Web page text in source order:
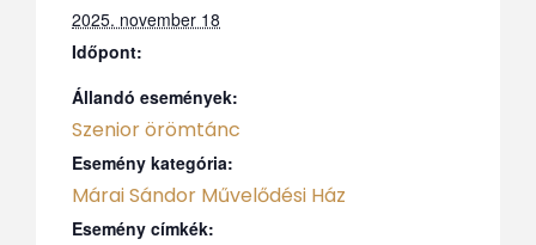
2025. november 18
Időpont:
Állandó események:
Szenior örömtánc
Esemény kategória:
Márai Sándor Művelődési Ház
Esemény címkék: